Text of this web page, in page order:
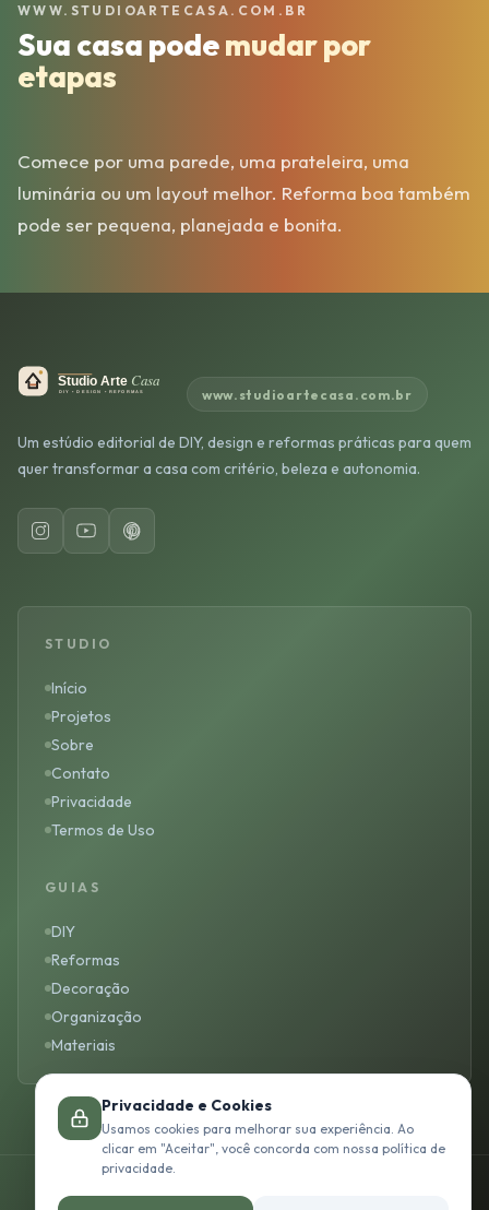
WWW.STUDIOARTECASA.COM.BR
Sua casa podemudar por
etapas
Comece por uma parede, uma prateleira, uma
luminária ou um layout melhor. Reforma boa também
pode ser pequena, planejada e bonita.
www.studioartecasa.com.br
Um estúdio editorial de DIY, design e reformas práticas para quem
quer transformar a casa com critério, beleza e autonomia.
STUDIO
Início
Projetos
Sobre
Contato
Privacidade
Termos de Uso
GUIAS
DIY
Reformas
Decoração
Organização
Materiais
© 2026 Studio Arte Casa. Todos os direitos reservados.
Privacidade e Cookies
Usamos cookies para melhorar sua experiência. Ao
clicar em "Aceitar", você concorda com nossa política de
privacidade.